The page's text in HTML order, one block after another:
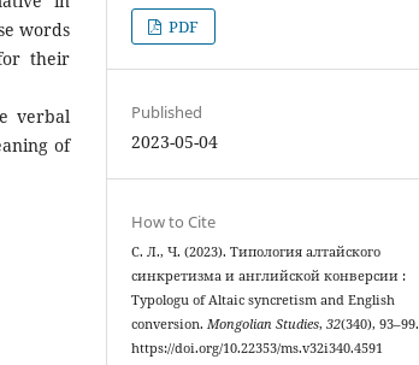
words
their
verbal
of
PDF
Published
2023-05-04
How to Cite
С. Л., Ч. (2023). Типология алтайского
синкретизма и английской конверсии :
Typologu of Altaic syncretism and English
conversion.Mongolian Studies,32(340), 93–99.
https://doi.org/10.22353/ms.v32i340.4591